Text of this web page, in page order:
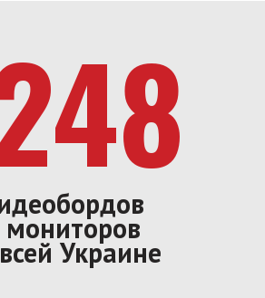
мониторов
Украине